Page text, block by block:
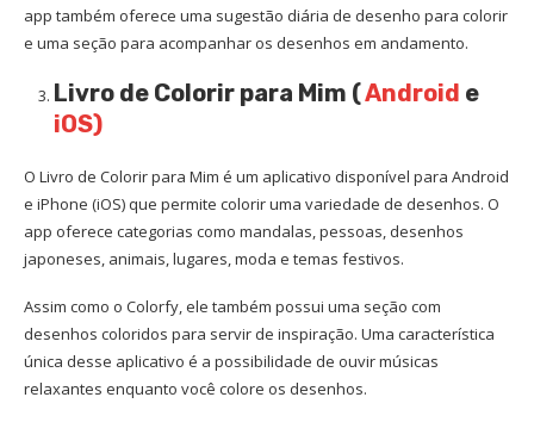
app também oferece uma sugestão diária de desenho para colorir
e uma seção para acompanhar os desenhos em andamento.
Livro de Colorir para Mim (Android e
iOS)
O Livro de Colorir para Mim é um aplicativo disponível para Android
e iPhone (iOS) que permite colorir uma variedade de desenhos. O
app oferece categorias como mandalas, pessoas, desenhos
japoneses, animais, lugares, moda e temas festivos.
Assim como o Colorfy, ele também possui uma seção com
desenhos coloridos para servir de inspiração. Uma característica
única desse aplicativo é a possibilidade de ouvir músicas
relaxantes enquanto você colore os desenhos.